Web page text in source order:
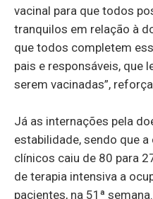
vacinal para que todos
tranquilos em relação à
que todos completem
pais e responsáveis, que
serem vacinadas”,
Já as internações pela
estabilidade, sendo que
clínicos caiu de 80 para
de terapia intensiva a
pacientes, na 51ª